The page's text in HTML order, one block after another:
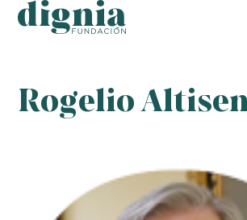
Fundación Dignia
¿Qué ofrecemos?
Transparencia
Rogelio